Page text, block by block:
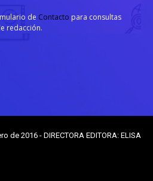
de Contacto para consultas
redacción.
de 2016 - DIRECTORA EDITORA: ELISA